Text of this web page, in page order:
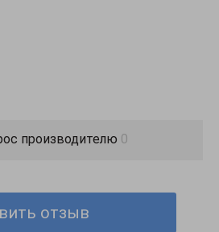
производителю 0
отзыв